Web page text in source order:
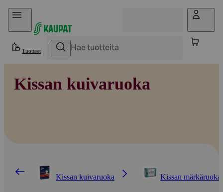
Hyppää sisältöön
Tuotteet
Kissan kuivaruoka
Kissan kuivaruoka Kissan märkäruoka